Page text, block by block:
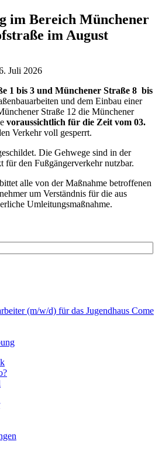
im Bereich Münchener
im August
Juli 2026
1 bis 3 und Münchener Straße 8 bis
und dem Einbau einer
Straße 12 die Münchener
voraussichtlich für die Zeit vom 03.
Verkehr voll gesperrt.
Die Gehwege sind in der
für den Fußgängerverkehr nutzbar.
alle von der Maßnahme betroffenen
um Verständnis für die aus
Umleitungsmaßnahme.
(m/w/d) für das Jugendhaus Come